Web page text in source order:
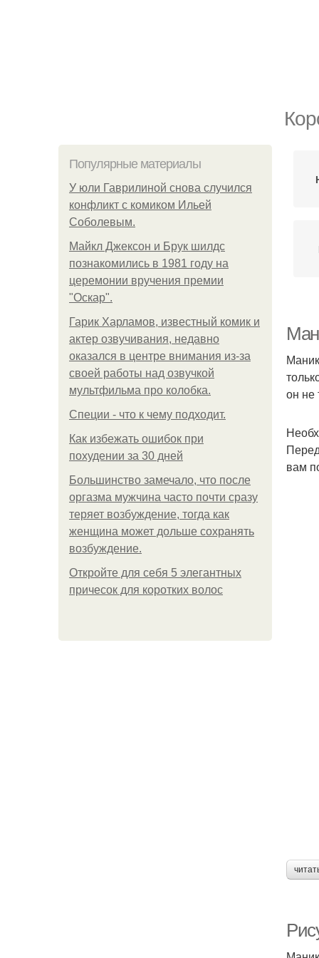
Популярные материалы
У юли Гаврилиной снова случился
конфликт с комиком Ильей
Соболевым.
Майкл Джексон и Брук шилдс
познакомились в 1981 году на
церемонии вручения премии
"Оскар".
Гарик Харламов, известный комик и
актер озвучивания, недавно
оказался в центре внимания из-за
своей работы над озвучкой
мультфильма про колобка.
Специи - что к чему подходит.
Как избежать ошибок при
похудении за 30 дней
Большинство замечало, что после
оргазма мужчина часто почти сразу
теряет возбуждение, тогда как
женщина может дольше сохранять
возбуждение.
Откройте для себя 5 элегантных
причесок для коротких волос
он не
вам